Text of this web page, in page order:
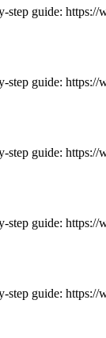
guide:
guide:
guide:
guide:
guide: